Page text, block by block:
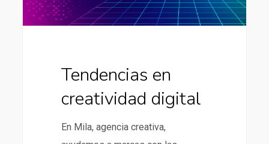
Tendencias en
creatividad digital
En Mila, agencia creativa,